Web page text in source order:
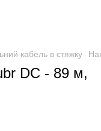
кабель в стяжку
DC - 89 м,